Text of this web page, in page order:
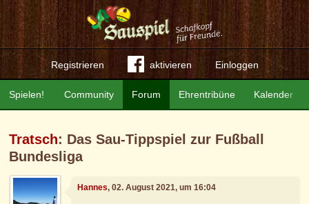
Registrieren aktivieren Einloggen
Community Forum Ehrentribüne Kalender
Spielen!
Tratsch: Das Sau-Tippspiel zur Fußball
Bundesliga
Hannes, 02. August 2021, um 16:04